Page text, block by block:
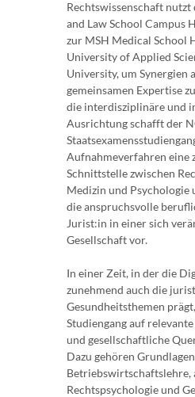
Rechtswissenschaft nutzt
and Law School Campus
zur MSH Medical School
University of Applied
University, um Synergien
gemeinsamen Expertise
die interdisziplinäre und
Ausrichtung schafft der
Aufnahmeverfahren
Schnittstelle zwischen
Medizin und Psychologie
die anspruchsvolle
Jurist:in in einer sich
Gesellschaft vor.
In einer Zeit, in der die
zunehmend auch die
Gesundheitsthemen
Studiengang auf
und gesellschaftliche
Dazu gehören
Betriebswirtschaftslehre,
Rechtspsychologie und